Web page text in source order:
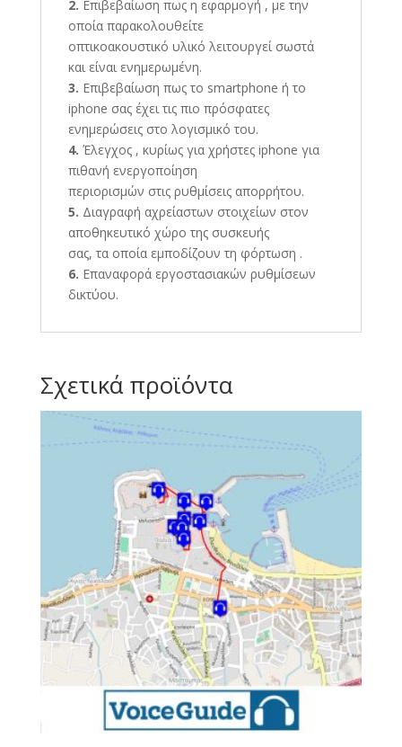
2. Επιβεβαίωση πως η εφαρμογή , με την
οποία παρακολουθείτε
οπτικοακουστικό υλικό λειτουργεί σωστά
και είναι ενημερωμένη.
3. Επιβεβαίωση πως το smartphone ή το
iphone σας έχει τις πιο πρόσφατες
ενημερώσεις στο λογισμικό του.
4. Έλεγχος , κυρίως για χρήστες iphone για
πιθανή ενεργοποίηση
περιορισμών στις ρυθμίσεις απορρήτου.
5. Διαγραφή αχρείαστων στοιχείων στον
αποθηκευτικό χώρο της συσκευής
σας, τα οποία εμποδίζουν τη φόρτωση .
6. Επαναφορά εργοστασιακών ρυθμίσεων
δικτύου.
Σχετικά προϊόντα